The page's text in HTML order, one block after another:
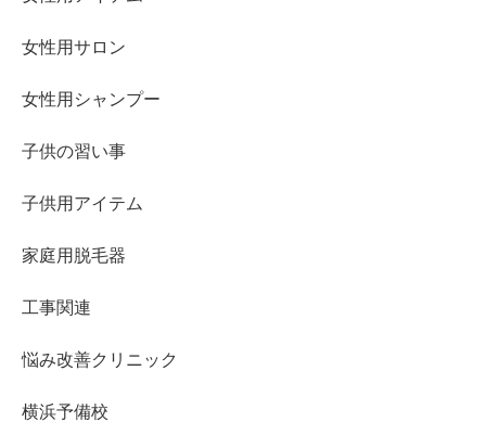
女性用サロン
女性用シャンプー
子供の習い事
子供用アイテム
家庭用脱毛器
工事関連
悩み改善クリニック
横浜予備校